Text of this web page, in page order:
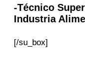
-Técnico
Industria
[/su_box]